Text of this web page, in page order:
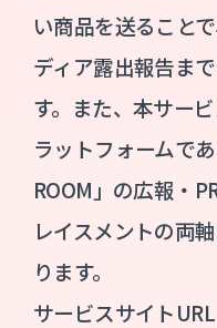
い商品を送ること
ディア露出報告ま
す。また、本サー
ラットフォームで
ROOM」の広報・
レイスメントの両
ります。
サービスサイトURL